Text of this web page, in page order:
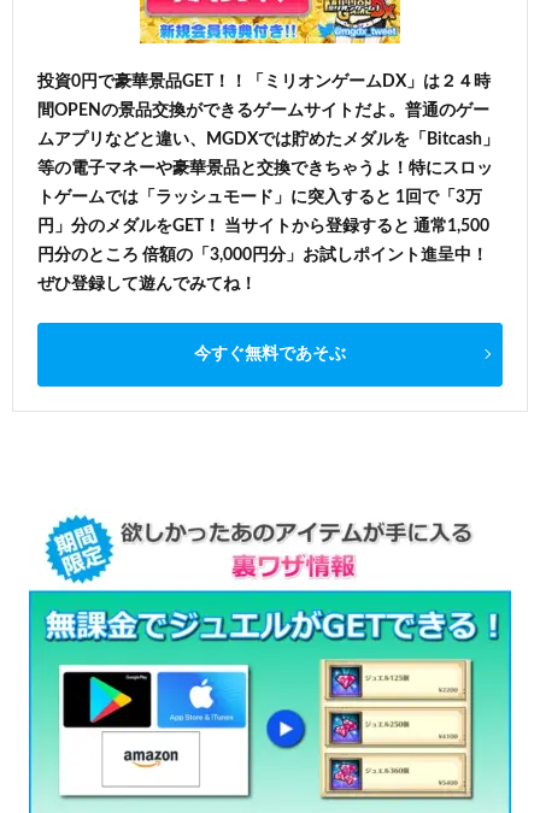
投資0円で豪華景品GET！！「ミリオンゲームDX」は２４時
間OPENの景品交換ができるゲームサイトだよ。普通のゲー
ムアプリなどと違い、MGDXでは貯めたメダルを「Bitcash」
等の電子マネーや豪華景品と交換できちゃうよ！特にスロッ
トゲームでは「ラッシュモード」に突入すると 1回で「3万
円」分のメダルをGET！ 当サイトから登録すると 通常1,500
円分のところ 倍額の「3,000円分」お試しポイント進呈中！
ぜひ登録して遊んでみてね！
今すぐ無料であそぶ